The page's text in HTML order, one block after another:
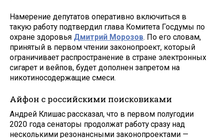
Намерение депутатов оперативно включиться в
такую работу подтвердил глава Комитета Госдумы по
охране здоровья Дмитрий Морозов. По его словам,
принятый в первом чтении законопроект, который
ограничивает распространение в стране электронных
сигарет и вейпов, будет дополнен запретом на
никотиносодержащие смеси.
Айфон с российскими поисковиками
Андрей Клишас рассказал, что в первом полугодии
2020 года сенаторы продолжат работу сразу над
несколькими резонансными законопроектами —